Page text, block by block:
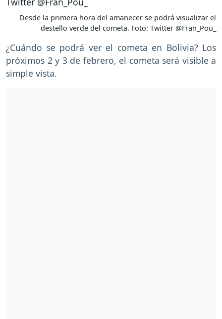
Desde la primera hora del amanecer se podrá visualizar el
destello verde del cometa. Foto: Twitter @Fran_Pou_
¿Cuándo se podrá ver el cometa en Bolivia? Los
próximos 2 y 3 de febrero, el cometa será visible a
simple vista.